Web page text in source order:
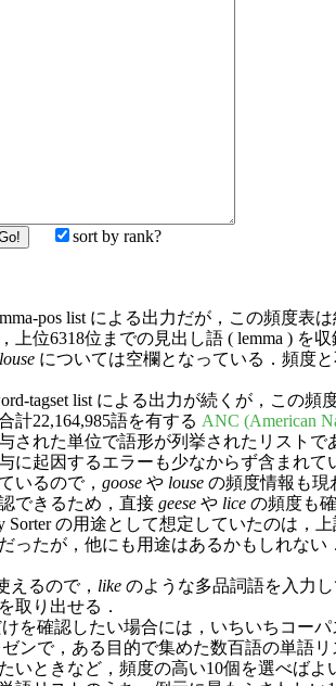
sort by rank?
pos list による出力だが，この頻度表
上位6318位までの見出し語 ( lemma ) を
louse については空欄となっている．頻度
tagset list による出力が続くが，この頻
計22,164,985語を有する ANC (American
された単位で語形が列挙されたリスト
に起因するエラーも少なからず含まれ
いるので， goose や louse の頻度情報も現
できるため，直接 geese や lice の頻度も
Sorter の用途として想定していたのは，
ったが，他にも用途はあるかもしれない
るので， like のような多品詞語を入力
取り出せる．
を確認したい場合には，いちいちコー
ンで，ある目的で集めた数百語の単語
いときなど，頻度の高い10個を選べばよ